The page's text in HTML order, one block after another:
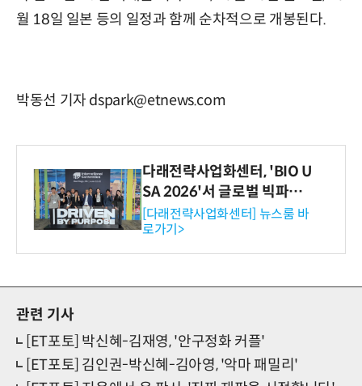
월 18일 일본 등의 일정과 함께 순차적으로 개봉된다.
박동선 기자 dspark@etnews.com
다래전략사업화센터, 'BIO U
SA 2026'서 글로벌 빅파마
와의 비즈니스 미팅 지원…K
-바이오 해외 진출 교두보 확
보
[다래전략사업화센터] 뉴스룸 바
로가기>
관련 기사
[ET포토] 박신혜-김재영, '안구정화 커플'
[ET포토] 김인권-박신혜-김아영, '악마 패밀리'